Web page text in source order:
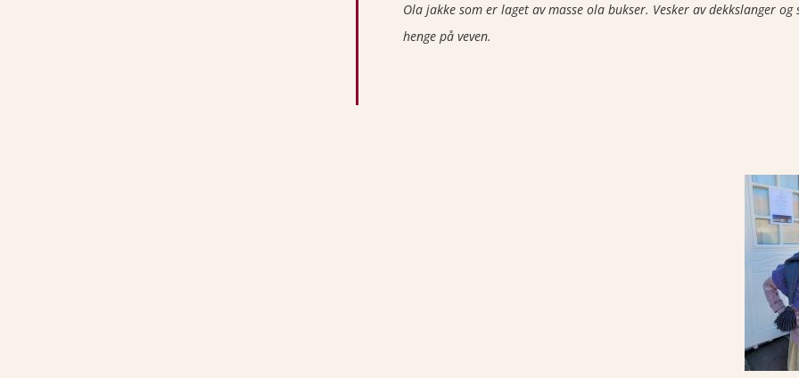
Ola jakke som er laget av masse ola bukser. Vesker av dekkslanger
henge på veven.